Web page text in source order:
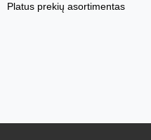
Platus prekių asortimentas